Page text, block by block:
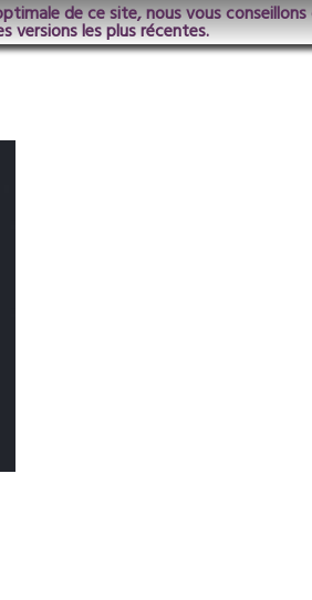
de ce site, nous vous
versions les plus récentes.